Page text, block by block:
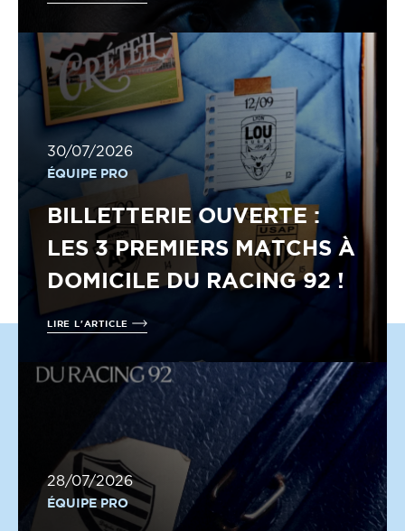
30/07/2026
ÉQUIPE PRO
BILLETTERIE OUVERTE :
LES 3 PREMIERS MATCHS À
DOMICILE DU RACING 92 !
LIRE L'ARTICLE
28/07/2026
ÉQUIPE PRO